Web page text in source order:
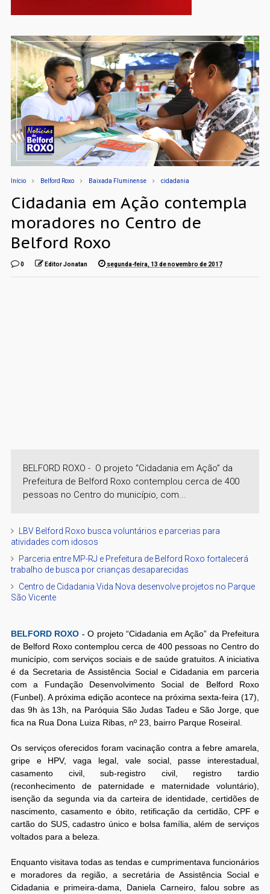
Início Belford Roxo Baixada Fluminense cidadania
Cidadania em Ação contempla
moradores no Centro de
Belford Roxo
0 Editor Jonatan segunda-feira, 13 de novembro de 2017
BELFORD ROXO - O projeto “Cidadania em Ação” da
Prefeitura de Belford Roxo contemplou cerca de 400
pessoas no Centro do município, com...
LBV Belford Roxo busca voluntários e parcerias para
atividades com idosos
Parceria entre MP-RJ e Prefeitura de Belford Roxo fortalecerá
trabalho de busca por crianças desaparecidas
Centro de Cidadania Vida Nova desenvolve projetos no Parque
São Vicente
BELFORD ROXO -O projeto “Cidadania em Ação” da Prefeitura
de Belford Roxo contemplou cerca de 400 pessoas no Centro do
município, com serviços sociais e de saúde gratuitos. A iniciativa
é da Secretaria de Assistência Social e Cidadania em parceria
com a Fundação Desenvolvimento Social de Belford Roxo
(Funbel). A próxima edição acontece na próxima sexta-feira (17),
das 9h às 13h, na Paróquia São Judas Tadeu e São Jorge, que
fica na Rua Dona Luiza Ribas, nº 23, bairro Parque Roseiral.
Os serviços oferecidos foram vacinação contra a febre amarela,
gripe e HPV, vaga legal, vale social, passe interestadual,
casamento civil, sub-registro civil, registro tardio
(reconhecimento de paternidade e maternidade voluntário),
isenção da segunda via da carteira de identidade, certidões de
nascimento, casamento e óbito, retificação da certidão, CPF e
cartão do SUS, cadastro único e bolsa família, além de serviços
voltados para a beleza.
Enquanto visitava todas as tendas e cumprimentava funcionários
e moradores da região, a secretária de Assistência Social e
Cidadania e primeira-dama, Daniela Carneiro, falou sobre as